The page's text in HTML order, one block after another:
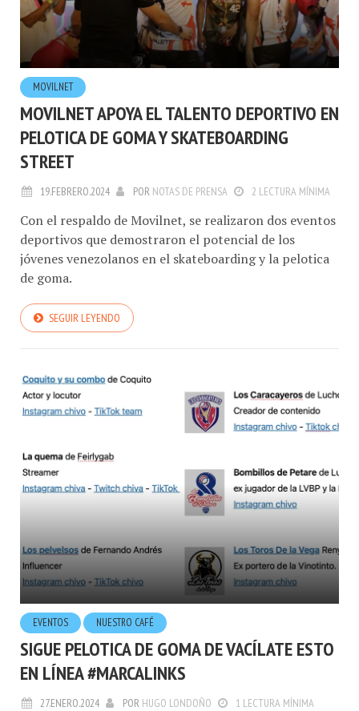
MOVILNET
MOVILNET APOYA EL TALENTO DEPORTIVO EN
PELOTICA DE GOMA Y SKATEBOARDING
STREET
19.FEBRERO.2024 POR NOTAS DE PRENSA 2 LECTURA MÍNIMA
Con el respaldo de Movilnet, se realizaron dos eventos
deportivos que demostraron el potencial de los
jóvenes venezolanos en el skateboarding y la pelotica
de goma.
SEGUIR LEYENDO
EVENTOS NUESTRO CAFÉ
SIGUE PELOTICA DE GOMA DE VACÍLATE ESTO
EN LÍNEA #MARCALINKS
27.ENERO.2024 POR HUGO LONDOÑO 1 LECTURA MÍNIMA